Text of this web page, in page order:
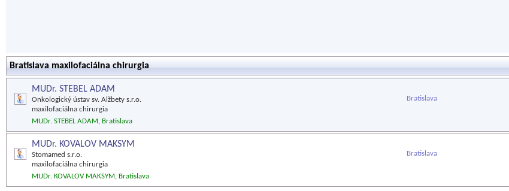
Bratislava maxilofaciálna chirurgia
MUDr. STEBEL ADAM
Onkologický ústav sv. Alžbety s.r.o.
maxilofaciálna chirurgia
Bratislava
MUDr. STEBEL ADAM, Bratislava
MUDr. KOVALOV MAKSYM
Stomamed s.r.o.
maxilofaciálna chirurgia
Bratislava
MUDr. KOVALOV MAKSYM, Bratislava